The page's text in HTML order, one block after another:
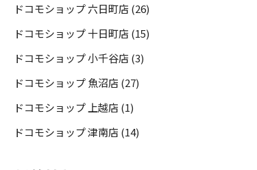
ドコモショップ 六日町店 (26)
ドコモショップ 十日町店 (15)
ドコモショップ 小千谷店 (3)
ドコモショップ 魚沼店 (27)
ドコモショップ 上越店 (1)
ドコモショップ 津南店 (14)